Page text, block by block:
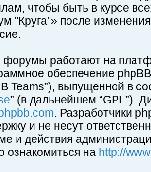
чтобы быть в курсе
"Круга"» после
работают на
обеспечение
Teams”), выпущенной в
” (в дальнейшем “GPL”).
. Разработчики
и не несут
и действия
ознакомиться на http://